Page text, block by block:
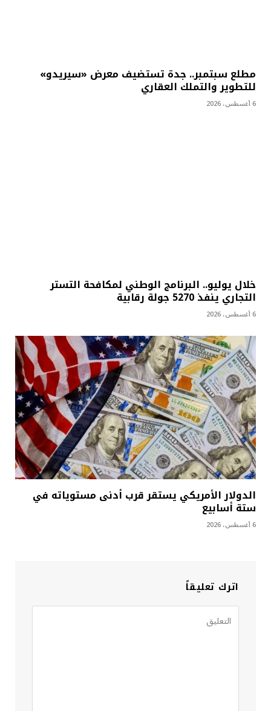
مطلع سبتمبر.. جدة تستضيف معرض «سيريدو»
للتطوير والتملك العقاري
6 أغسطس، 2026
خلال يوليو.. البرنامج الوطني لمكافحة التستر
التجاري ينفذ 5270 جولة رقابية
6 أغسطس، 2026
الدولار الأمريكي يستقر قرب أدنى مستوياته في
ستة أسابيع
6 أغسطس، 2026
اترك تعليقاً